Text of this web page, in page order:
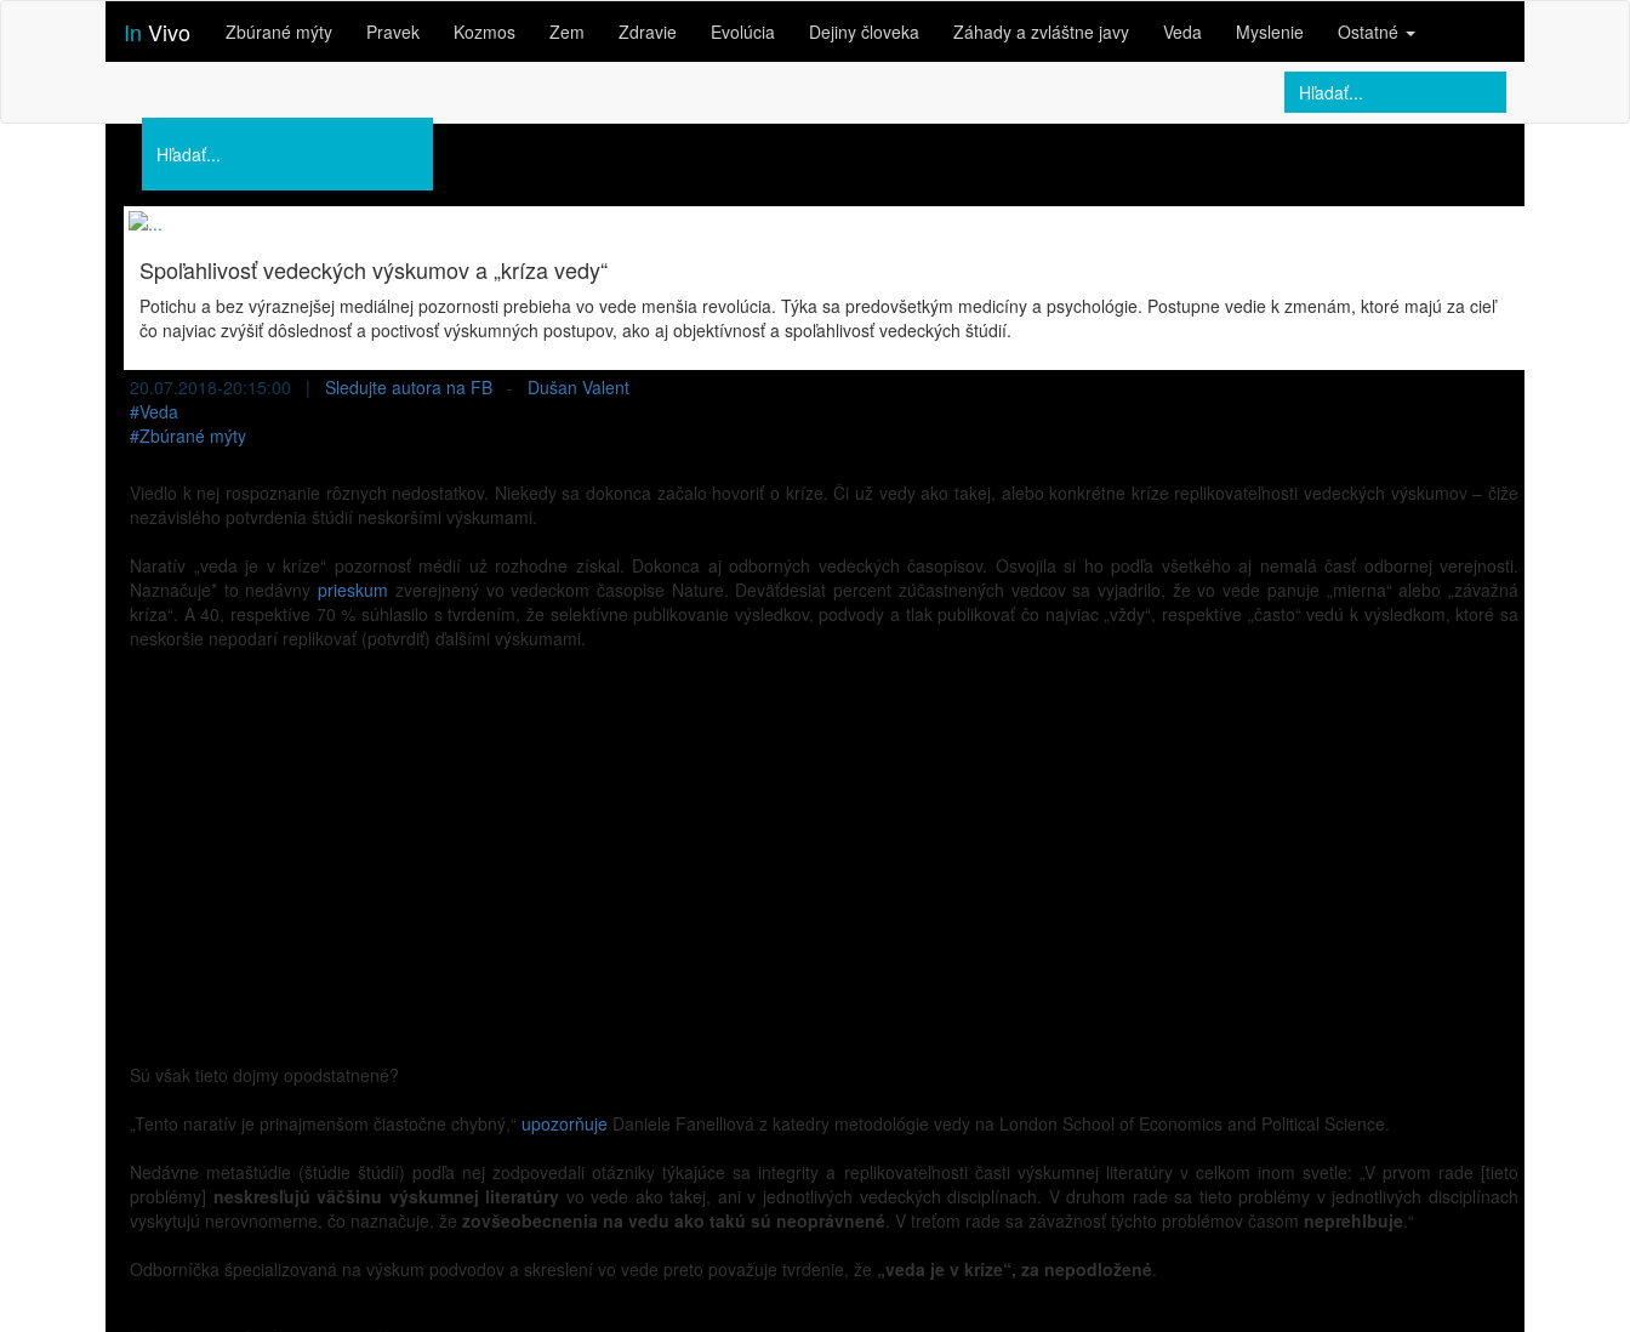
In Vivo Zbúrané mýty Pravek Kozmos Zem Zdravie Evolúcia Dejiny človeka Záhady a zvláštne javy Veda Myslenie Ostatné
Podporte nás
O nás
Prednášky
Spoľahlivosť vedeckých výskumov a „kríza vedy“
Potichu a bez výraznejšej mediálnej pozornosti prebieha vo vede menšia revolúcia. Týka sa predovšetkým medicíny a psychológie. Postupne vedie k zmenám, ktoré majú za cieľ
čo najviac zvýšiť dôslednosť a poctivosť výskumných postupov, ako aj objektívnosť a spoľahlivosť vedeckých štúdií.
20.07.2018-20:15:00 | Sledujte autora na FB - Dušan Valent
#Veda
#Zbúrané mýty
Viedlo k nej rospoznanie rôznych nedostatkov. Niekedy sa dokonca začalo hovoriť o kríze. Či už vedy ako takej, alebo konkrétne kríze replikovateľnosti vedeckých výskumov – čiže
nezávislého potvrdenia štúdií neskoršími výskumami.
Naratív „veda je v kríze“ pozornosť médií už rozhodne získal. Dokonca aj odborných vedeckých časopisov. Osvojila si ho podľa všetkého aj nemalá časť odbornej verejnosti.
Naznačuje* to nedávnyprieskum zverejnený vo vedeckom časopise Nature. Deväťdesiat percent zúčastnených vedcov sa vyjadrilo, že vo vede panuje „mierna“ alebo „závažná
kríza“. A 40, respektíve 70 % súhlasilo s tvrdením, že selektívne publikovanie výsledkov, podvody a tlak publikovať čo najviac „vždy“, respektíve „často“ vedú k výsledkom, ktoré sa
neskoršie nepodarí replikovať (potvrdiť) ďalšími výskumami.
Sú však tieto dojmy opodstatnené?
„Tento naratív je prinajmenšom čiastočne chybný,“ upozorňuje Daniele Fanelliová z katedry metodológie vedy na London School of Economics and Political Science.
Nedávne metaštúdie (štúdie štúdií) podľa nej zodpovedali otázniky týkajúce sa integrity a replikovateľnosti časti výskumnej literatúry v celkom inom svetle: „V prvom rade [tieto
problémy] neskresľujú väčšinu výskumnej literatúry vo vede ako takej, ani v jednotlivých vedeckých disciplínach. V druhom rade sa tieto problémy v jednotlivých disciplínach
vyskytujú nerovnomerne, čo naznačuje, že zovšeobecnenia na vedu ako takú sú neoprávnené. V treťom rade sa závažnosť týchto problémov časom neprehlbuje.“
Odborníčka špecializovaná na výskum podvodov a skreslení vo vede preto považuje tvrdenie, že „veda je v kríze“, za nepodložené.